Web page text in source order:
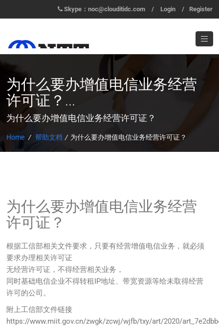
Skype：noc@clouditidc.com / Login / Register
为什么要办增值电信业务经营
许可证？...
为什么要办增值电信业务经营许可证？
Home / 帮助文档 / 为什么要办增值电信业务经营许可证？
为什么要办增值电信业务经营
许可证？
根据工信部相关文件要求，只要有经营增值电信业务，就必须
要求办理相关许可证
无经营许可证，不得经营相关业务，
同时基础电信企业不得转租IP地址、带宽资源等给未取得经营
许可的公司。
附上工信部文件链接
https://www.miit.gov.cn/zwgk/zcwj/wjfb/txy/art/2020/